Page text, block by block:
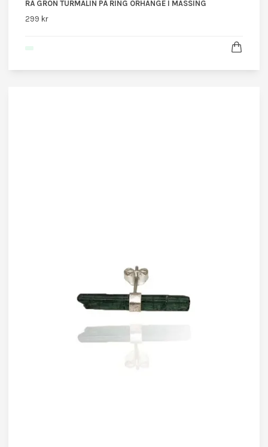
RÅ GRÖN TURMALIN PÅ RING ÖRHÄNGE I MÄSSING
299 kr